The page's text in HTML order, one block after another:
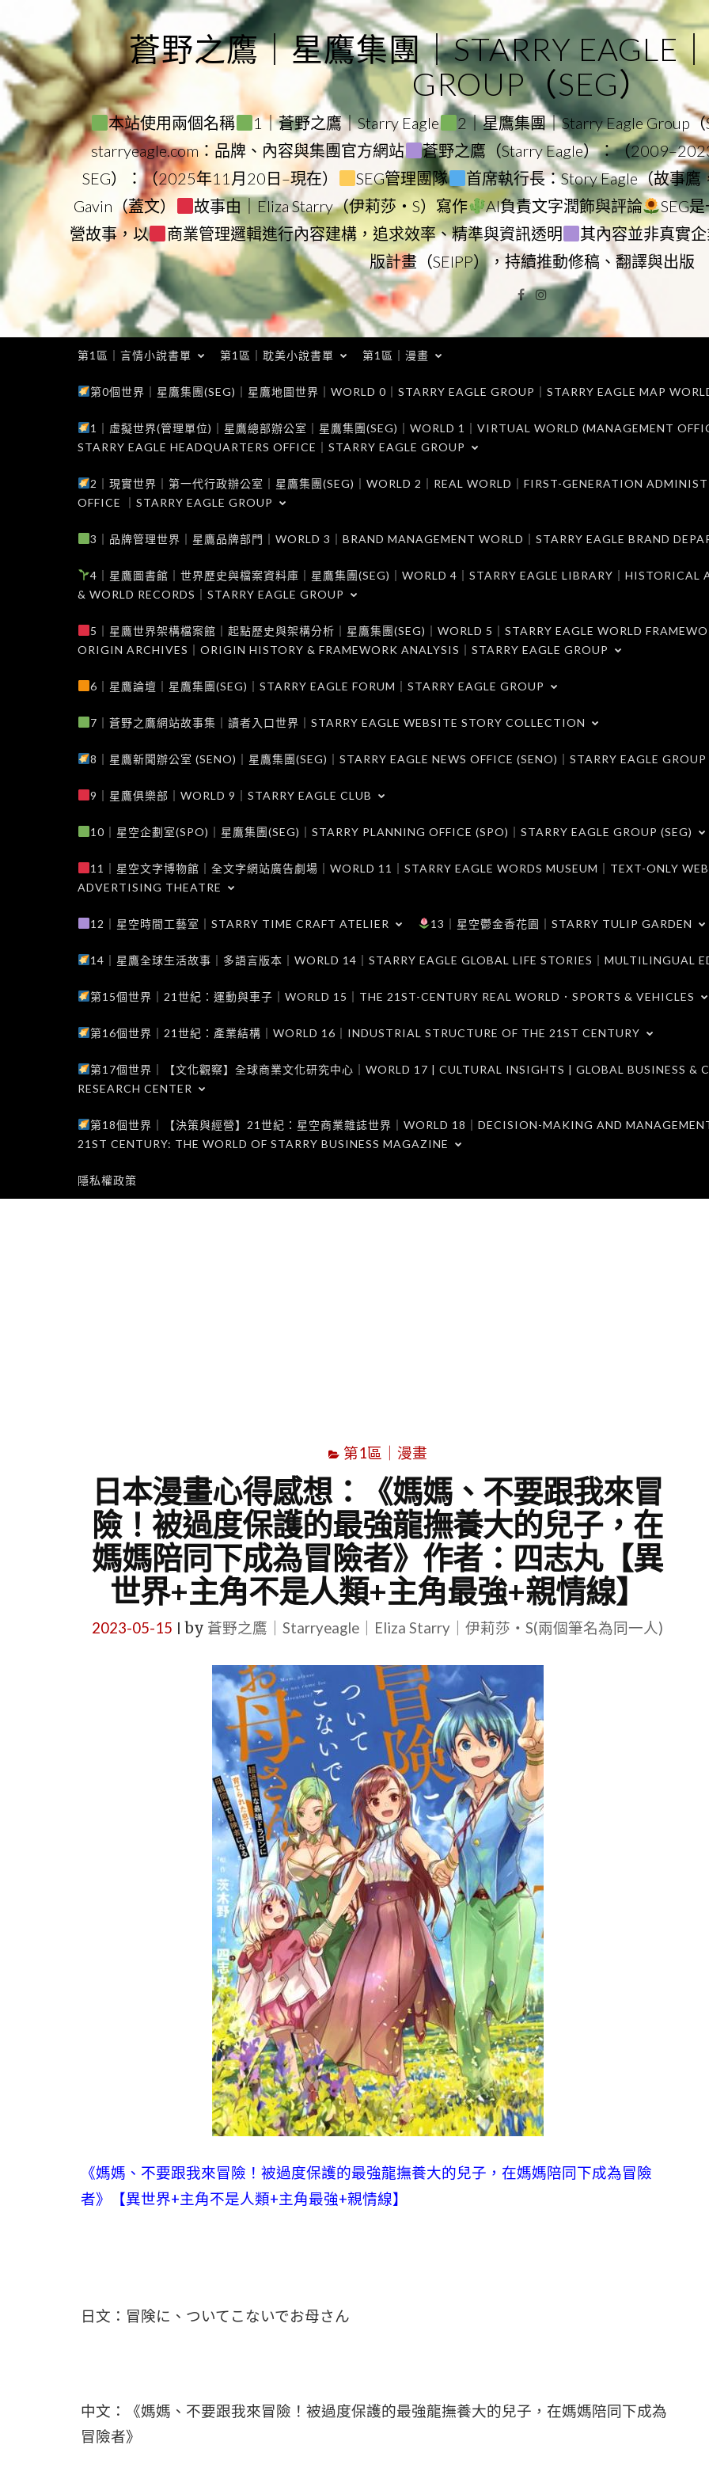
to
content
蒼野之鷹｜星鷹集團｜STARRY EAGLE
GROUP（SEG）
本站使用兩個名稱 1｜蒼野之鷹｜Starry Eagle 2｜星鷹集團｜Starry Eagle Group（
starryeagle.com：品牌、內容與集團官方網站
蒼野之鷹（Starry Eagle）：（
SEG）：（2025年11月20日–現在）
SEG管理團隊 首席執行長：Story Eagle（故事鷹
Gavin（蓋文）
故事由｜Eliza Starry（伊莉莎・S）寫作 AI負責文字潤飾與評論
SEG
營故事，以
商業管理邏輯進行內容建構，追求效率、精準與資訊透明 其內容並非真實
版計畫（SEIPP），持續推動修稿、翻譯與出版
Facebook
Instagram
第1區｜言情小說書單 第1區｜耽美小說書單 第1區｜漫畫
第0個世界｜星鷹集團(SEG)｜星鷹地圖世界｜WORLD 0｜STARRY EAGLE GROUP｜STARRY EAGLE MAP
1｜虛擬世界(管理單位)｜星鷹總部辦公室｜星鷹集團(SEG)｜WORLD 1｜VIRTUAL WORLD (MANAGEMENT
STARRY EAGLE HEADQUARTERS OFFICE｜STARRY EAGLE GROUP
2｜現實世界｜第一代行政辦公室｜星鷹集團(SEG)｜WORLD 2｜REAL WORLD｜FIRST-GENERATION
OFFICE ｜STARRY EAGLE GROUP
3｜品牌管理世界｜星鷹品牌部門｜WORLD 3｜BRAND MANAGEMENT WORLD｜STARRY EAGLE BRAND
4｜星鷹圖書館｜世界歷史與檔案資料庫｜星鷹集團(SEG)｜WORLD 4｜STARRY EAGLE LIBRARY｜HISTORICAL
& WORLD RECORDS｜STARRY EAGLE GROUP
5｜星鷹世界架構檔案館｜起點歷史與架構分析｜星鷹集團(SEG)｜WORLD 5｜STARRY EAGLE WORLD
ORIGIN ARCHIVES｜ORIGIN HISTORY & FRAMEWORK ANALYSIS｜STARRY EAGLE GROUP
6｜星鷹論壇｜星鷹集團(SEG)｜STARRY EAGLE FORUM｜STARRY EAGLE GROUP
7｜蒼野之鷹網站故事集｜讀者入口世界｜STARRY EAGLE WEBSITE STORY COLLECTION
8｜星鷹新聞辦公室 (SENO)｜星鷹集團(SEG)｜STARRY EAGLE NEWS OFFICE (SENO)｜STARRY EAGLE GROUP
9｜星鷹俱樂部｜WORLD 9｜STARRY EAGLE CLUB
10｜星空企劃室(SPO)｜星鷹集團(SEG)｜STARRY PLANNING OFFICE (SPO)｜STARRY EAGLE GROUP (SEG)
11｜星空文字博物館｜全文字網站廣告劇場｜WORLD 11｜STARRY EAGLE WORDS MUSEUM｜TEXT-ONLY
ADVERTISING THEATRE
12｜星空時間工藝室｜STARRY TIME CRAFT ATELIER 13｜星空鬱金香花園｜STARRY TULIP GARDEN
14｜星鷹全球生活故事｜多語言版本｜WORLD 14｜STARRY EAGLE GLOBAL LIFE STORIES｜MULTILINGUAL
第15個世界｜21世紀：運動與車子｜WORLD 15｜THE 21ST-CENTURY REAL WORLD．SPORTS & VEHICLES
第16個世界｜21世紀：產業結構｜WORLD 16｜INDUSTRIAL STRUCTURE OF THE 21ST CENTURY
第17個世界｜【文化觀察】全球商業文化研究中心｜WORLD 17 | CULTURAL INSIGHTS | GLOBAL BUSINESS &
RESEARCH CENTER
第18個世界｜【決策與經營】21世紀：星空商業雜誌世界｜WORLD 18｜DECISION-MAKING AND
21ST CENTURY: THE WORLD OF STARRY BUSINESS MAGAZINE
隱私權政策
第1區｜漫畫
日本漫畫心得感想：《媽媽、不要跟我來冒
險！被過度保護的最強龍撫養大的兒子，在
媽媽陪同下成為冒險者》作者：四志丸【異
世界+主角不是人類+主角最強+親情線】
2023-05-15 by 蒼野之鷹｜Starryeagle｜Eliza Starry｜伊莉莎・S(兩個筆名為同一人)
《媽媽、不要跟我來冒險！被過度保護的最強龍撫養大的兒子，在媽媽陪同下成為冒險
者》【異世界+主角不是人類+主角最強+親情線】
日文：冒険に、ついてこないでお母さん
中文：《媽媽、不要跟我來冒險！被過度保護的最強龍撫養大的兒子，在媽媽陪同下成為
冒險者》